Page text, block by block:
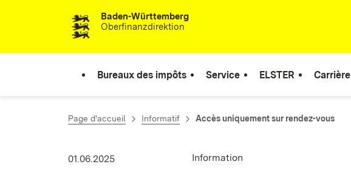
Passer au contenuBaden-Württemberg
Oberfinanzdirektion
Bureaux des impôts Service ELSTER Carrière
Page d'accueil Informatif Accès uniquement sur rendez-vous
Information
01.06.2025